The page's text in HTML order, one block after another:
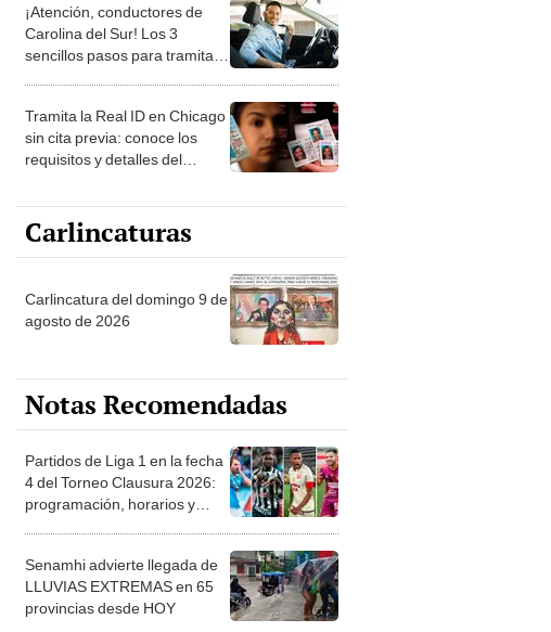
¡Atención, conductores de
Carolina del Sur! Los 3
sencillos pasos para tramitar
Tramita la Real ID en Chicago
sin cita previa: conoce los
requisitos y detalles del
Carlincaturas
Carlincatura del domingo 9 de
agosto de 2026
Notas Recomendadas
Partidos de Liga 1 en la fecha
4 del Torneo Clausura 2026:
programación, horarios y
Senamhi advierte llegada de
LLUVIAS EXTREMAS en 65
provincias desde HOY